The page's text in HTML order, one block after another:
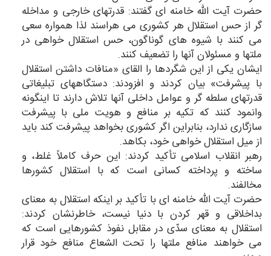
حضرت آیت الله خامنه ای گفتند: قدرتهای خارجی و مداخله
گر از حس استقلال هر كشوری می هراسند لذا همواره سعی
می كنند با شیوه های گوناگون، حس استقلال خواهی در
ملتها و مسئولان آنها را تضعیف كنند.
ایشان یكی از این شگردها را القای «منافات داشتن استقلال
با پیشرفت» بیان كردند و افزودند: دستگاههای تبلیغاتی
قدرتهای سلطه گر و عوامل داخلی آنها تلاش دارند تا اینگونه
وانمود كنند كه تكیه بر منافع و هویت ملی با پیشرفت
سازگاری ندارد، بنابراین اگر كشوری بخواهد پیشرفت كند باید
از میل استقلال خواهی خود، بكاهد.
رهبر انقلاب اسلامی تأكید كردند: این حرف كاملاً غلط، و
ساخته و پرداخته كسانی است كه با استقلال كشورها
مخالفند.
حضرت آیت الله خامنه ای با تأكید بر اینكه استقلال به معنای
بداخلاقی و قهر كردن با دنیا نیست، خاطرنشان كردند:
استقلال به معنای سدّی در مقابل نفوذ كشورهایی است كه
می خواهند منافع ملتها را تحت الشعاع منافع خود قرار